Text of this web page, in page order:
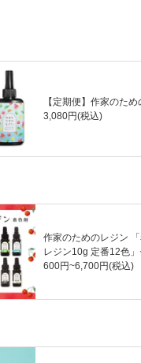
【定期便】作家のた
3,080円(税込)
作家のためのレジン
レジン10g 定番12色
600円~6,700円(税込)